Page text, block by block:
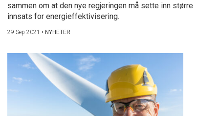
sammen om at den nye regjeringen må sette inn større
innsats for energieffektivisering.
29 Sep 2021 • NYHETER